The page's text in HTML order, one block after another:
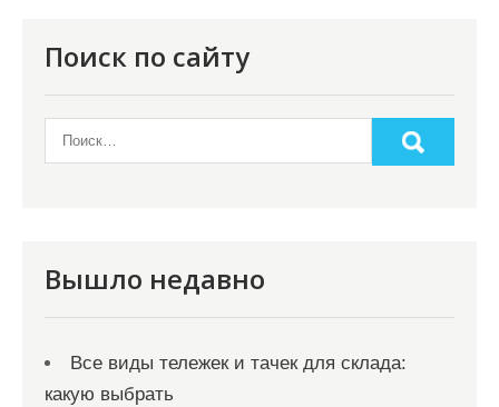
Поиск по сайту
Вышло недавно
Все виды тележек и тачек для склада:
какую выбрать